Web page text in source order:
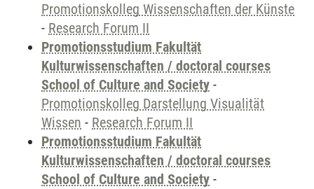
Promotionskolleg Wissenschaften der Künste
- Research Forum II
Promotionsstudium Fakultät
Kulturwissenschaften / doctoral courses
School of Culture and Society -
Promotionskolleg Darstellung Visualität
Wissen - Research Forum II
Promotionsstudium Fakultät
Kulturwissenschaften / doctoral courses
School of Culture and Society -